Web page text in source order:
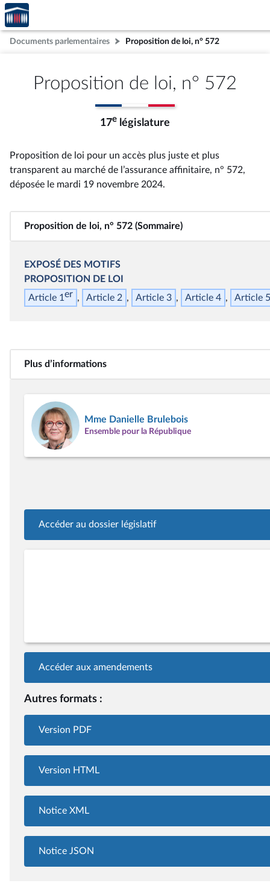
Aller au contenu
Aller en bas de la page
Accèder
à la
page
d'accueil
Documents parlementaires Proposition de loi, n° 572
Proposition de loi, n° 572
17e législature
Proposition de loi pour un accès plus juste et plus
transparent au marché de l’assurance affinitaire, n° 572,
déposée le mardi 19 novembre 2024.
Proposition de loi, n° 572 (Sommaire)
EXPOSÉ DES MOTIFS
PROPOSITION DE LOI
Article 1er Article 2 Article 3 Article 4 Article 5
Plus d’informations
Mme Danielle Brulebois
Ensemble pour la République
Accéder au dossier législatif
Accéder aux amendements
Autres formats :
Version PDF
Version HTML
Notice XML
Notice JSON